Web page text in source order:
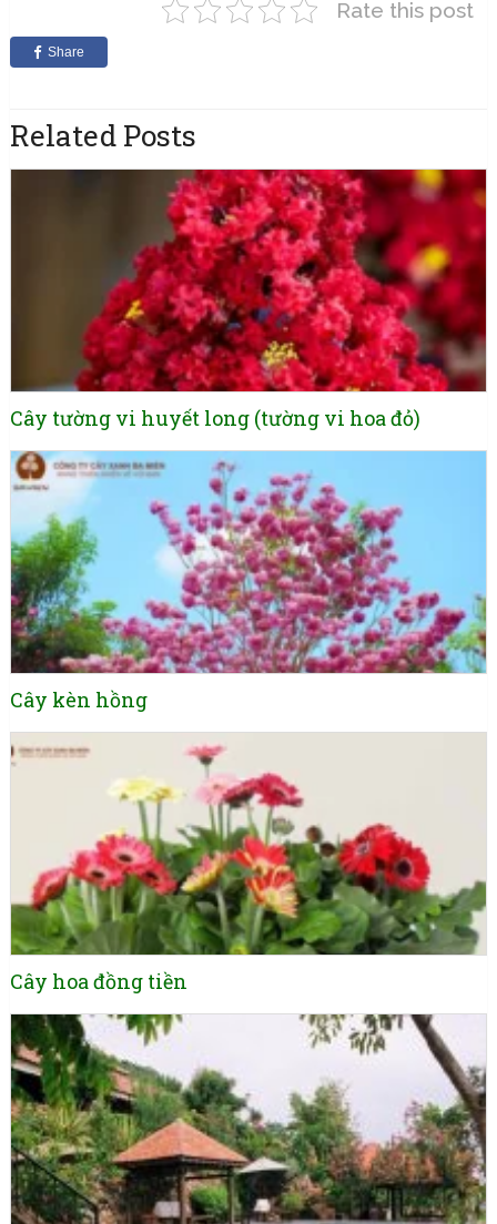
Rate this post
Share
Related Posts
Cây tường vi huyết long (tường vi hoa đỏ)
Cây kèn hồng
Cây hoa đồng tiền